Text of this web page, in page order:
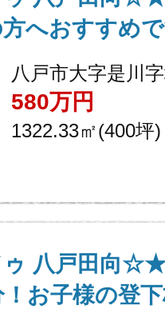
へおすすめ
八戸市大字是川
580万円
1322.33㎡(400坪)
八戸田向
お子様の登